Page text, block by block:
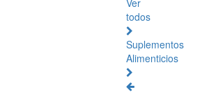
Ver
todos
Suplementos
Alimenticios